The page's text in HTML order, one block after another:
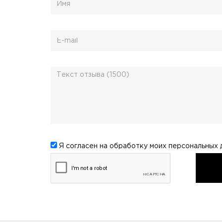
Я согласен на обработку моих персональных